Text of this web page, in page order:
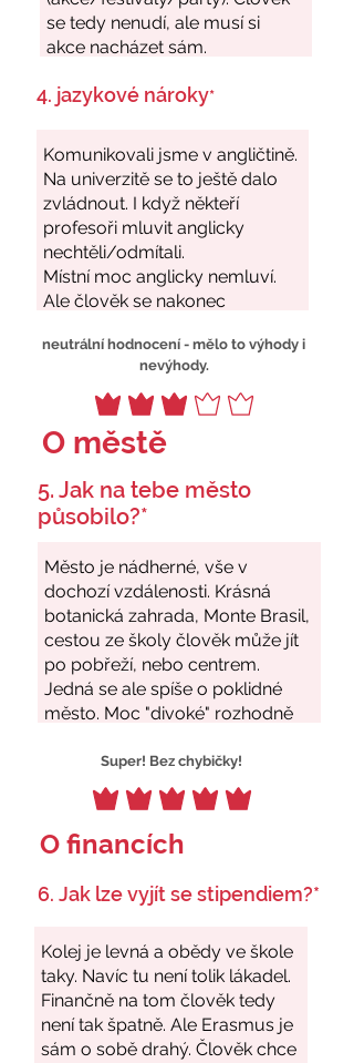
4. jazykové nároky*
neutrální hodnocení - mělo to výhody i
nevýhody.
O městě
5. Jak na tebe město
působilo?*
Super! Bez chybičky!
O financích
6. Jak lze vyjít se stipendiem?*